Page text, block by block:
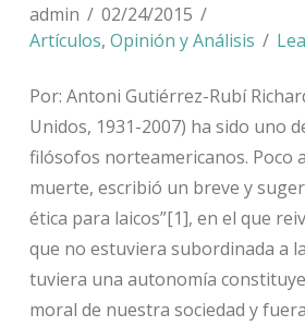
admin
02/24/2015
Artículos, Opinión y Análisis
Por: Antoni Gutiérrez-Rubí
Unidos, 1931-2007) ha sido uno
filósofos norteamericanos. Poco
muerte, escribió un breve y
ética para laicos”[1], en el que
que no estuviera subordinada a
tuviera una autonomía
moral de nuestra sociedad y